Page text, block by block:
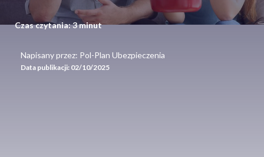
Czas czytania:3minut
Napisany przez: Pol-Plan Ubezpieczenia
Data publikacji: 02/10/2025